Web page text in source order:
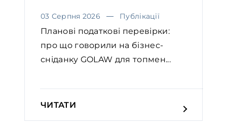
03 Серпня 2026 Публікації
Планові податкові перевірки:
про що говорили на бізнес-
сніданку GOLAW для топмен...
ЧИТАТИ